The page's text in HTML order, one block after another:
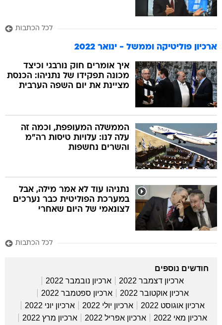
לכל הכתבות
ארכיון פוליטיקה וממשל - ינואר 2022
איך אומרים חוק נורבגי וכיצד
מכונה תפקידו של נתניהו: הכנסת
מציינת את יום השפה הערבית
הממשלה המעופפת, וכמה זה
עלה לנו: עלויות טיסות רה"מ
והשרים נחשפות
נתניהו עוד לא אמר מילה, אבל
במערכת הפוליטית כבר נערכים
לצונאמי של היום שאחרי
לכל הכתבות
חודשים נוספים
ארכיון דצמבר 2022
ארכיון נובמבר 2022
ארכיון אוקטובר 2022
ארכיון ספטמבר 2022
ארכיון אוגוסט 2022
ארכיון יולי 2022
ארכיון יוני 2022
ארכיון מאי 2022
ארכיון אפריל 2022
ארכיון מרץ 2022